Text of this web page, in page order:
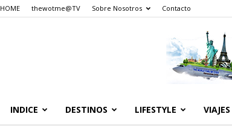
HOME thewotme@TV Sobre Nosotros Contacto
INDICE DESTINOS LIFESTYLE